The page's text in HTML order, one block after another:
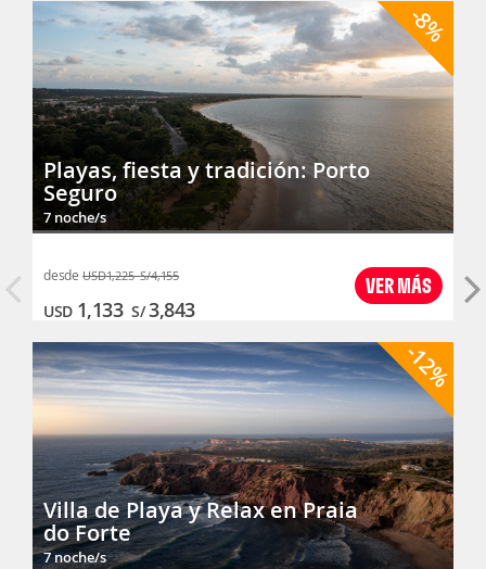
Playas, fiesta y tradición: Porto
Seguro
7 noche/s
VER MÁS
desde USD1,225 S/4,155
USD 1,133 S/ 3,843
-8%
Villa de Playa y Relax en Praia
do Forte
7 noche/s
-12%